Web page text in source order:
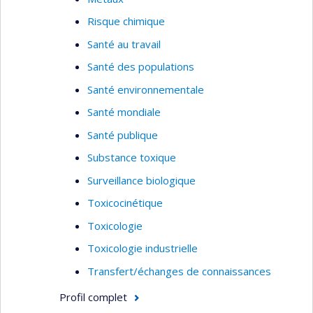
s’intéresse au design et à l’évaluation des
performances des stratégies de mesure de
l’exposition en milieu de travail.
Risque chimique
Santé au travail
Santé des populations
Santé environnementale
Santé mondiale
Santé publique
Substance toxique
Surveillance biologique
Toxicocinétique
Toxicologie
Toxicologie industrielle
Transfert/échanges de connaissances
Profil complet